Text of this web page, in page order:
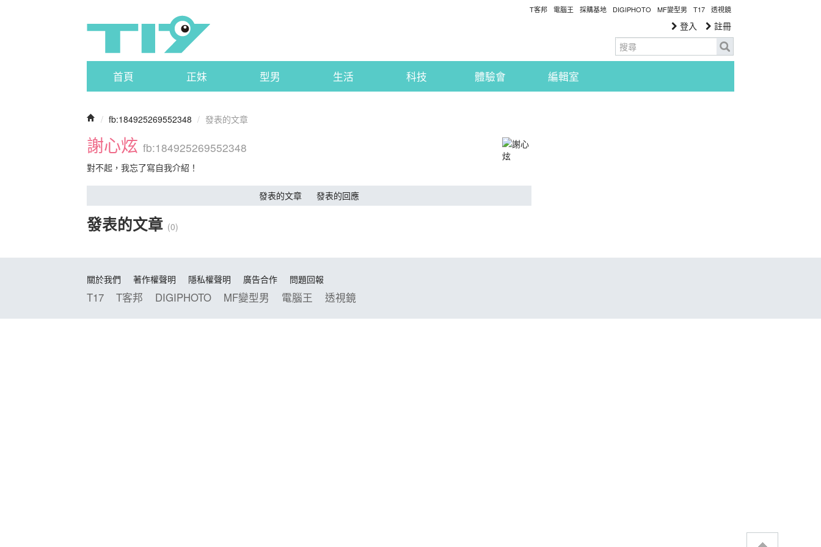
T客邦 電腦王 採購基地 DIGIPHOTO MF變型男 T17 透視鏡
登入 註冊
首頁 正妹 型男 生活 科技 體驗會 編輯室
/ fb:184925269552348 / 發表的文章
謝心炫 fb:184925269552348
對不起，我忘了寫自我介紹！
發表的文章 發表的回應
發表的文章 (0)
關於我們 著作權聲明 隱私權聲明 廣告合作 問題回報
T17 T客邦 DIGIPHOTO MF變型男 電腦王 透視鏡